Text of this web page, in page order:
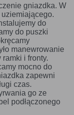
witryny
wyświetlanych
lepiej
użytkowników i
produkty
witryny lub
na temat
danych
użytkowników
gniazdka. W
do
do puszki
manewrowanie
i fronty.
mocno do
zapewni
czas.
go ze
podłączonego